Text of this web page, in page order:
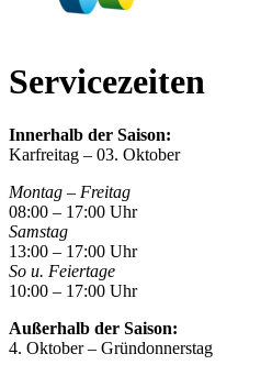
Servicezeiten
Innerhalb der Saison:
Karfreitag – 03. Oktober
Montag – Freitag
08:00 – 17:00 Uhr
Samstag
13:00 – 17:00 Uhr
So u. Feiertage
10:00 – 17:00 Uhr
Außerhalb der Saison:
4. Oktober – Gründonnerstag